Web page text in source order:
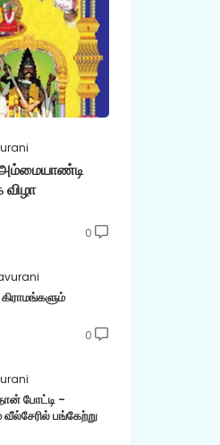
விழா
0
கிராமங்களும்
0
போட்டி -
வீல்சேரில் பங்கேற்று